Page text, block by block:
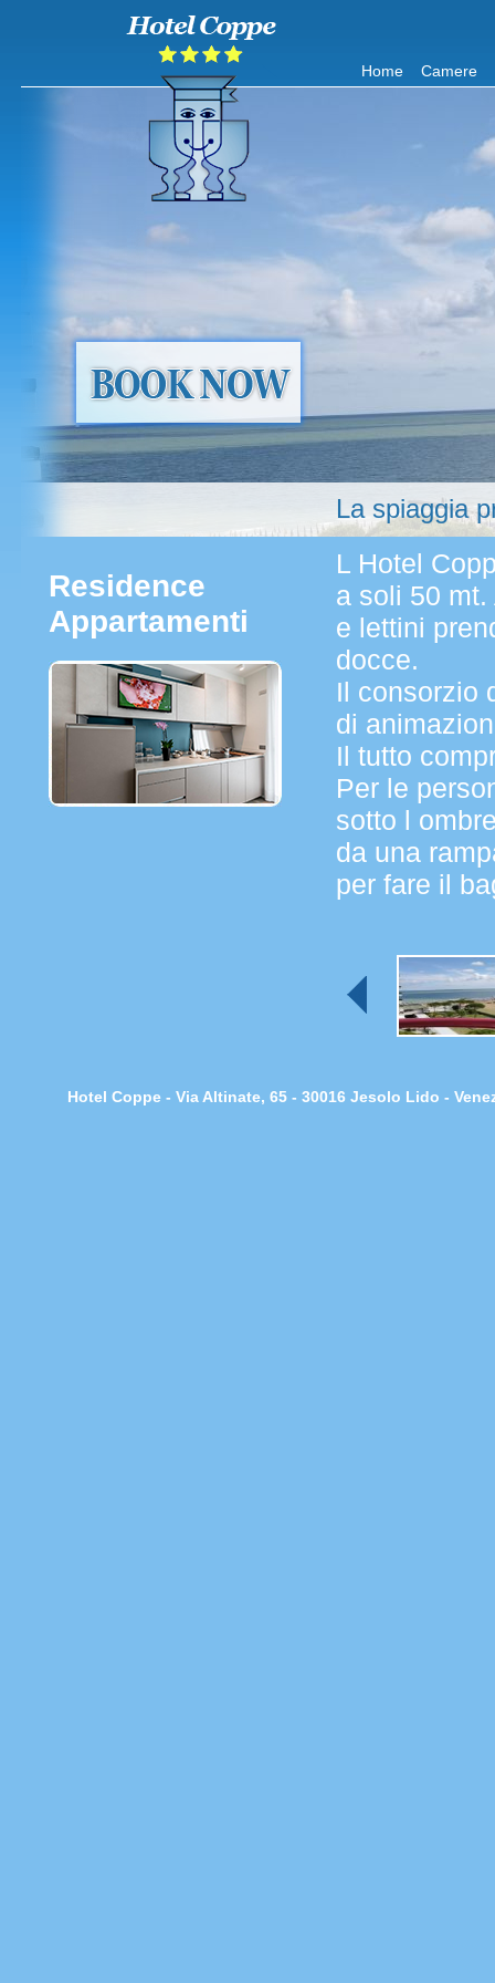
Home Camere
La spiaggia
Residence
Appartamenti
L Hotel
a soli 50
e lettini
docce.
Il consorzio
di
Il tutto
Per le
sotto l
da una
per fare il
Hotel Coppe - Via Altinate, 65 - 30016 Jesolo Lido -